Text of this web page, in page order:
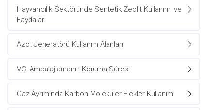
Hayvancılık Sektöründe Sentetik Zeolit Kullanımı ve
Faydaları
Azot Jeneratörü Kullanım Alanları
VCI Ambalajlamanın Koruma Süresi
Gaz Ayrımında Karbon Moleküler Elekler Kullanımı